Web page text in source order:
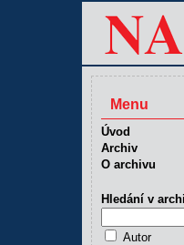
Menu
Úvod
Archiv
O archivu
Hledání v
Autor